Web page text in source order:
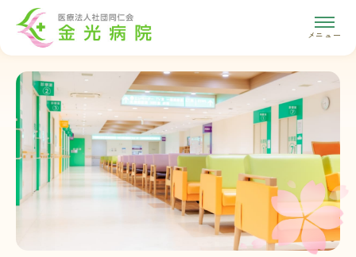
メニュー